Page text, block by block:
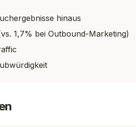
hinaus
1,7% bei Outbound-Marketing)